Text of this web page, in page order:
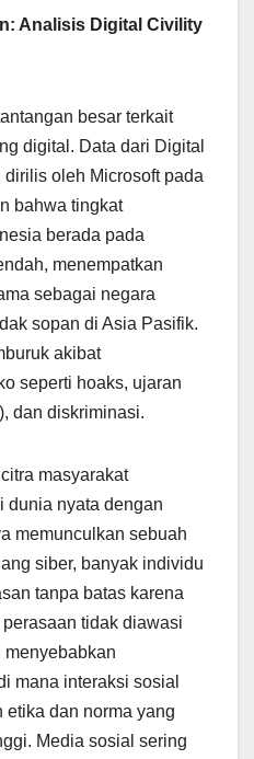
Analisis Digital Civility
besar terkait
digital. Data dari Digital
oleh Microsoft pada
bahwa tingkat
berada pada
menempatkan
sebagai negara
sopan di Asia Pasifik.
akibat
seperti hoaks, ujaran
), dan diskriminasi.
masyarakat
dunia nyata dengan
memunculkan sebuah
siber, banyak individu
tanpa batas karena
tidak diawasi
mana interaksi sosial
dan norma yang
Media sosial sering